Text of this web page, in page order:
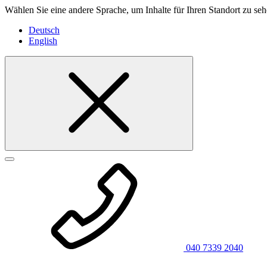
Wählen Sie eine andere Sprache, um Inhalte für Ihren Standort zu
Deutsch
English
040 7339 2040